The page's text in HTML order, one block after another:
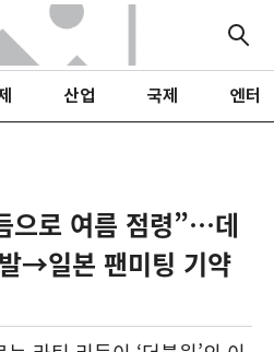
산업 국제 엔터
으로 여름 점령”…데
→일본 팬미팅 기약